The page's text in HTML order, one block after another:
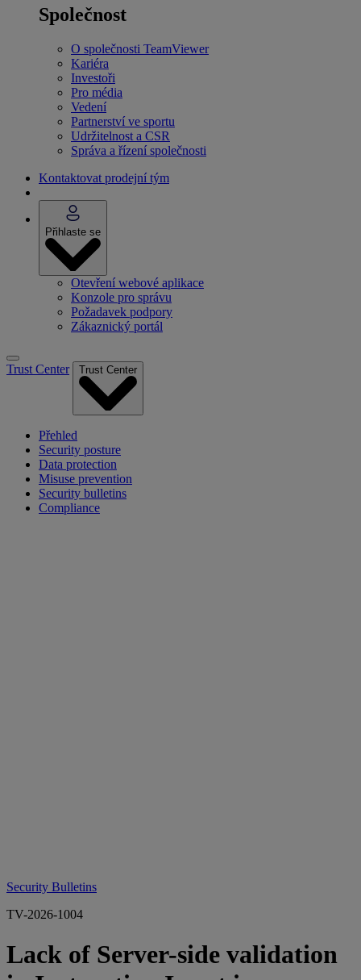
Společnost
O společnosti TeamViewer
Kariéra
Investoři
Pro média
Vedení
Partnerství ve sportu
Udržitelnost a CSR
Správa a řízení společnosti
Kontaktovat prodejní tým
Přihlaste se
Otevření webové aplikace
Konzole pro správu
Požadavek podpory
Zákaznický portál
Trust Center Trust Center
Přehled
Security posture
Data protection
Misuse prevention
Security bulletins
Compliance
Security Bulletins
TV-2026-1004
Lack of Server-side validation